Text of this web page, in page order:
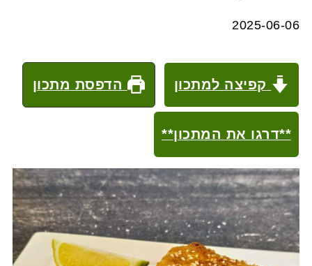
2025-06-06
קפיצה למתכון הדפסת מתכון
**דרגו את המתכון**